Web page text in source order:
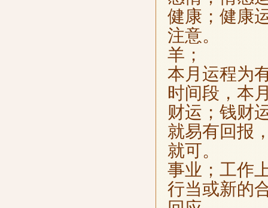
健康；健康
注意。
羊；
本月运程为
时间段，本
财运；钱财
就易有回报
就可。
事业；工作
行当或新的